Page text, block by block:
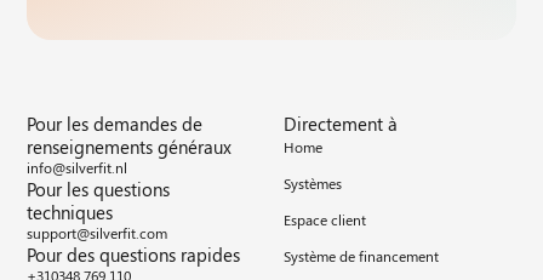
Pour les demandes de
renseignements généraux
info@silverfit.nl
Pour les questions
techniques
support@silverfit.com
Pour des questions rapides
+310348 769 110
Directement à
Home
Systèmes
Espace client
Système de financement